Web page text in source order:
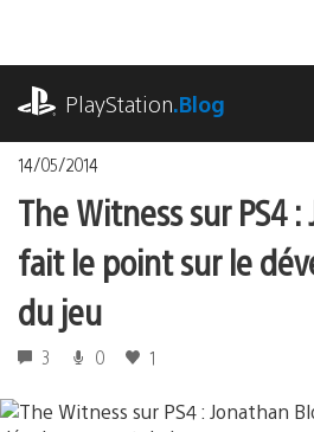
contenu
PlayStation.Blog
14/05/2014
The Witness sur PS4
fait le point sur le
du jeu
3 0 1